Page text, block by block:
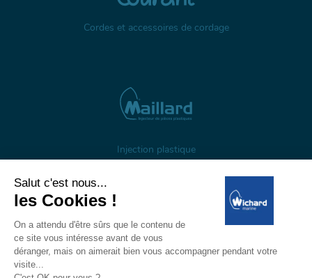
Cordes et accessoires de cordage
Injection plastique
À propos Gestion des cookies
Mentions légales
Données personnelles